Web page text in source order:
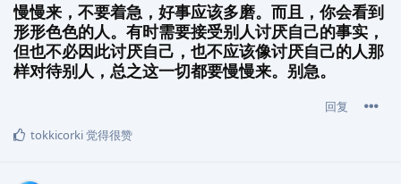
慢慢来，不要着急，好事应该多磨。而且，你会看到
形形色色的人。有时需要接受别人讨厌自己的事实，
但也不必因此讨厌自己，也不应该像讨厌自己的人那
样对待别人，总之这一切都要慢慢来。别急。
回复
tokkicorki觉得很赞